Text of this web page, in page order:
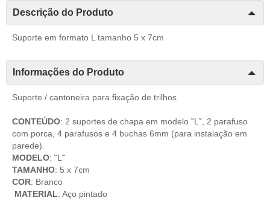
Descrição do Produto
Suporte em formato L tamanho 5 x 7cm
Informações do Produto
Suporte / cantoneira para fixação de trilhos
CONTEÚDO: 2 suportes de chapa em modelo ˜L˜, 2 parafuso
com porca, 4 parafusos e 4 buchas 6mm (para instalação em
parede).
MODELO: ˜L˜
TAMANHO: 5 x 7cm
COR: Branco
MATERIAL: Aço pintado